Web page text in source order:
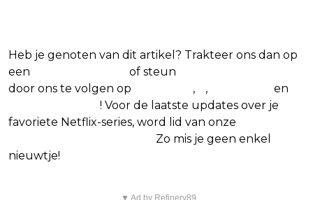
Heb je genoten van dit artikel? Trakteer ons dan op
een
of steun
door ons te volgen op
, ,
en
! Voor de laatste updates over je
favoriete Netflix-series, word lid van onze
Zo mis je geen enkel
nieuwtje!